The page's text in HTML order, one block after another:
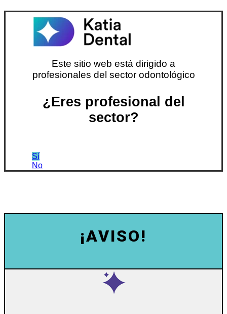
Este sitio web está dirigido a
profesionales del sector odontológico
¿Eres profesional del
sector?
Sí
No
¡AVISO!